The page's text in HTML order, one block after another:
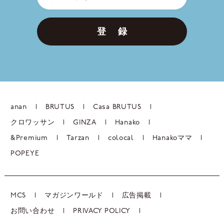
登 録
anan BRUTUS Casa BRUTUS
クロワッサン GINZA Hanako
&Premium Tarzan colocal Hanakoママ
POPEYE
MCS マガジンワールド 広告掲載
お問い合わせ PRIVACY POLICY